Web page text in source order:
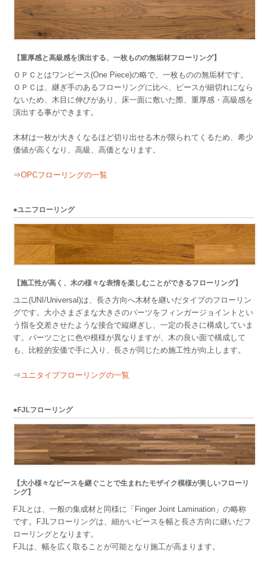
【重厚感と高級感を演出する、一枚ものの無垢材フローリング】
ＯＰＣとはワンピース(One Piece)の略で、一枚ものの無垢材です。
ＯＰＣは、継ぎ手のあるフローリングに比べ、ピースが細切れになら
ないため、木目に伸びがあり、床一面に敷いた際、重厚感・高級感を
演出する事ができます。
木材は一枚が大きくなるほど切り出せる木が限られてくるため、希少
価値が高くなり、高級、高価となります。
⇒OPCフローリングの一覧
●ユニフローリング
【施工性が高く、木の様々な表情を楽しむことができるフローリング】
ユニ(UNI/Universal)は、長さ方向へ木材を継いだタイプのフローリン
グです。大小さまざまな大きさのパーツをフィンガージョイントとい
う指を交差させたような接合で縦継ぎし、一定の長さに構成していま
す。パーツごとに色や模様が異なりますが、木の良い面で構成して
も、比較的安価で手に入り、長さが同じため施工性が向上します。
⇒ユニタイプフローリングの一覧
●FJLフローリング
【大小様々なピースを継ぐことで生まれたモザイク模様が美しいフローリ
ング】
FJLとは、一般の集成材と同様に「Finger Joint Lamination」の略称
です。FJLフローリングは、細かいピースを幅と長さ方向に継いだフ
ローリングとなります。
FJLは、幅を広く取ることが可能となり施工が高まります。